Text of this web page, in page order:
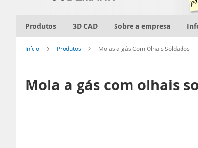
Produtos 3D CAD Sobre a empresa
Início Produtos Molas a gás Com Olhais Soldados
Mola a gás com olhais